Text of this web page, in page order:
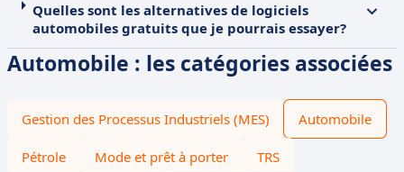
Quelles sont les alternatives de logiciels
automobiles gratuits que je pourrais essayer?
Automobile : les catégories associées
Gestion des Processus Industriels (MES) Automobile
Pétrole Mode et prêt à porter TRS